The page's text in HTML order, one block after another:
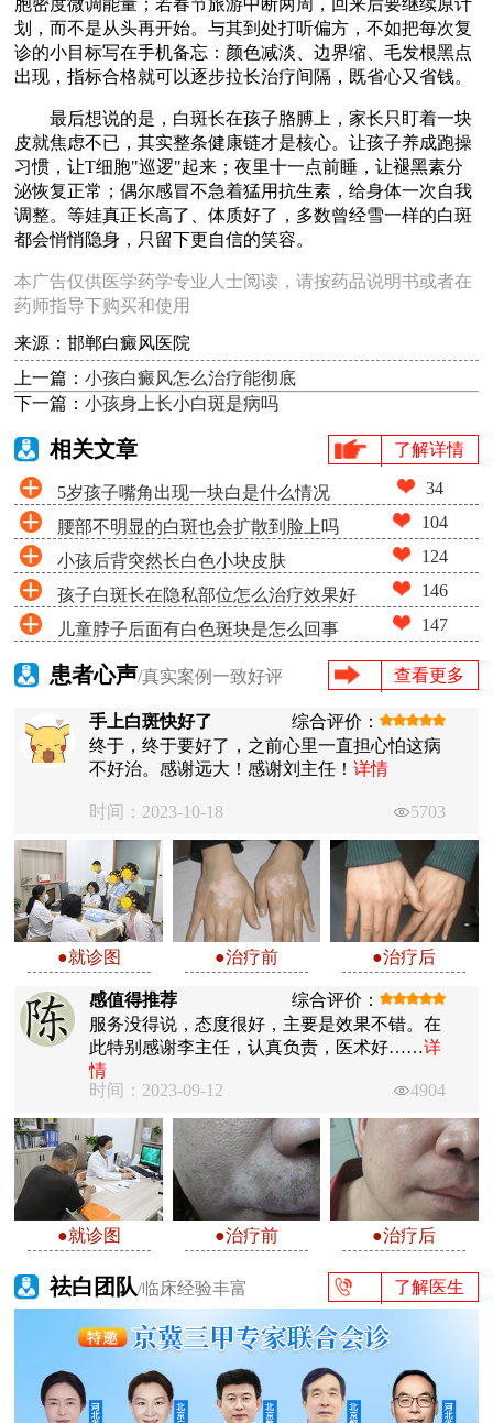
划，而不是从头再开始。与其到处打听偏方，不如把每次复
诊的小目标写在手机备忘：颜色减淡、边界缩、毛发根黑点
出现，指标合格就可以逐步拉长治疗间隔，既省心又省钱。
最后想说的是，白斑长在孩子胳膊上，家长只盯着一块
皮就焦虑不已，其实整条健康链才是核心。让孩子养成跑操
习惯，让T细胞"巡逻"起来；夜里十一点前睡，让褪黑素分
泌恢复正常；偶尔感冒不急着猛用抗生素，给身体一次自我
调整。等娃真正长高了、体质好了，多数曾经雪一样的白斑
都会悄悄隐身，只留下更自信的笑容。
本广告仅供医学药学专业人士阅读，请按药品说明书或者在
药师指导下购买和使用
来源：邯郸白癜风医院
上一篇：小孩白癜风怎么治疗能彻底
下一篇：小孩身上长小白斑是病吗
相关文章 了解详情
5岁孩子嘴角出现一块白是什么情况 34
腰部不明显的白斑也会扩散到脸上吗 104
小孩后背突然长白色小块皮肤 124
孩子白斑长在隐私部位怎么治疗效果好 146
儿童脖子后面有白色斑块是怎么回事 147
患者心声/真实案例一致好评 查看更多
手上白斑快好了
综合评价：
终于，终于要好了，之前心里一直担心怕这病
不好治。感谢远大！感谢刘主任！详情
时间：2023-10-18 5703
●就诊图 ●治疗前 ●治疗后
感值得推荐
综合评价：
服务没得说，态度很好，主要是效果不错。在
此特别感谢李主任，认真负责，医术好……详
情
时间：2023-09-12
4904
●就诊图 ●治疗前 ●治疗后
祛白团队/临床经验丰富 了解医生